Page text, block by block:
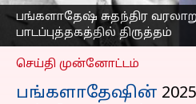
பங்களாதேஷ் சுதந்திர வரலாறு
பாடப்புத்தகத்தில் திருத்தம்
எழுதியவர் Sekar Chinnappan Jan
செய்தி முன்னோட்டம்
பங்களாதேஷின் 2025